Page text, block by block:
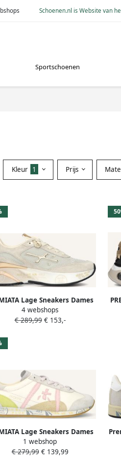
Schoenen.nl is Website van
Sportschoenen
Kleur 1 Prijs
Lage Sneakers Dames
d Maat: 39 Materiaal:
Suède Kleur: Beige
4 webshops
€ 289,99€ 153,-
Lage Sneakers Dames
Maat: 37 Materiaal: Leer
Kleur: Beige
1 webshop
€ 279,99€ 139,99